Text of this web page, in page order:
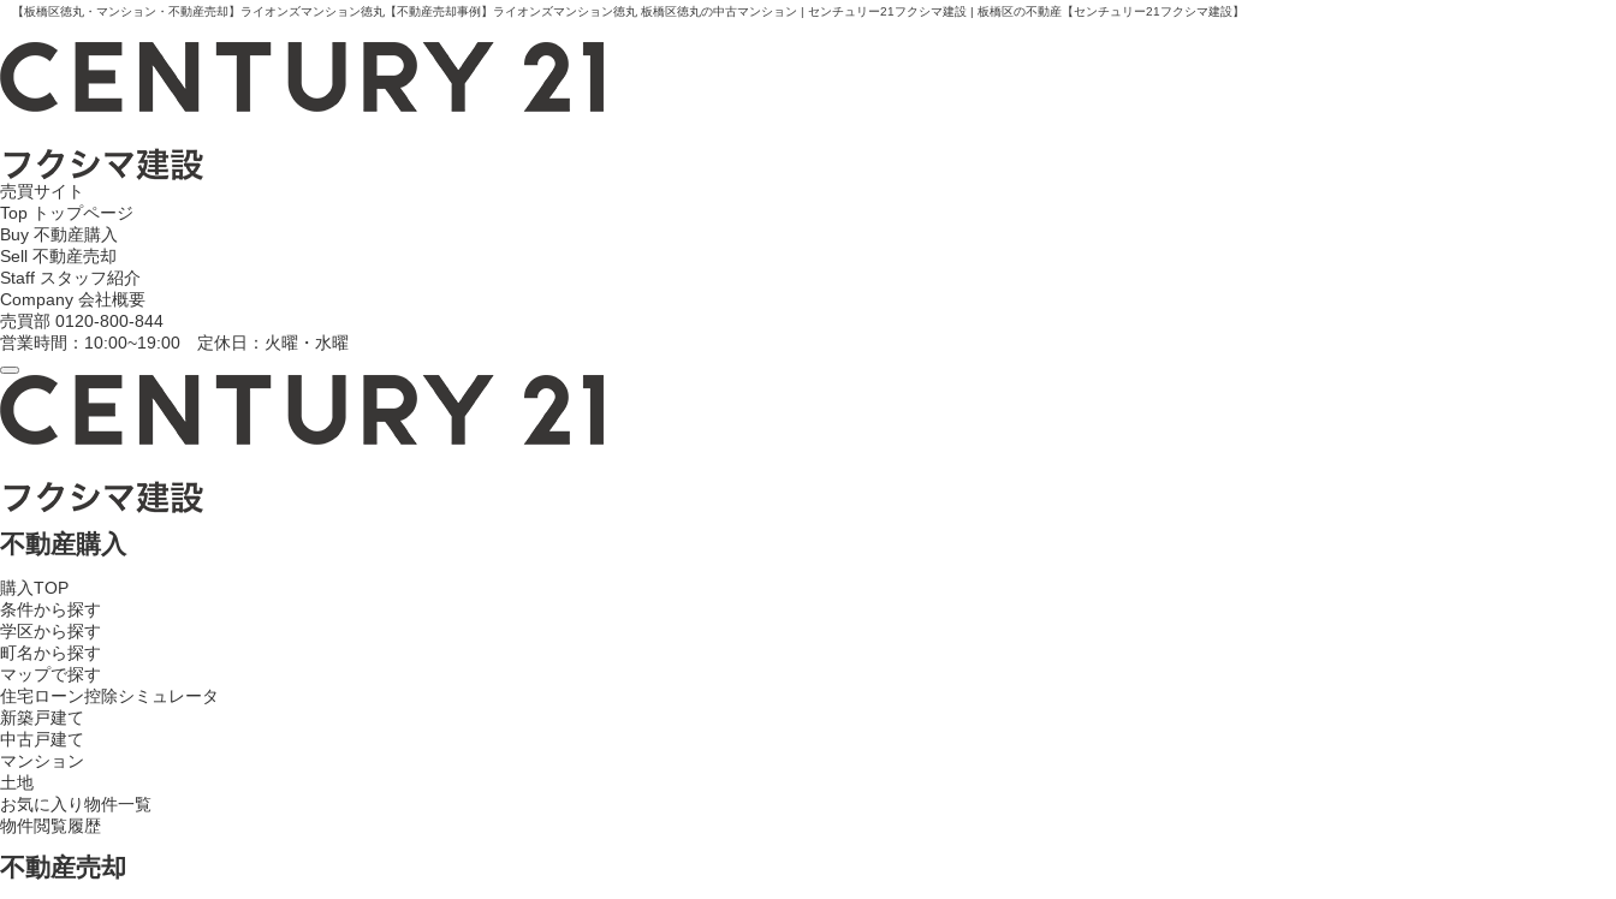
【板橋区徳丸・マンション・不動産売却】ライオンズマンション徳丸【不動産売却事例】ライオンズマンション徳丸 板橋区徳丸の中古マンション | センチュリー21フクシマ建設 | 板橋区の不動産【センチュリー21フクシマ建設】
売買サイト
Top トップページ
Buy 不動産購入
Sell 不動産売却
Staff スタッフ紹介
Company 会社概要
売買部 0120-800-844
営業時間：10:00~19:00 定休日：火曜・水曜
不動産購入
購入TOP
条件から探す
学区から探す
町名から探す
マップで探す
住宅ローン控除シミュレータ
新築戸建て
中古戸建て
マンション
土地
お気に入り物件一覧
物件閲覧履歴
不動産売却